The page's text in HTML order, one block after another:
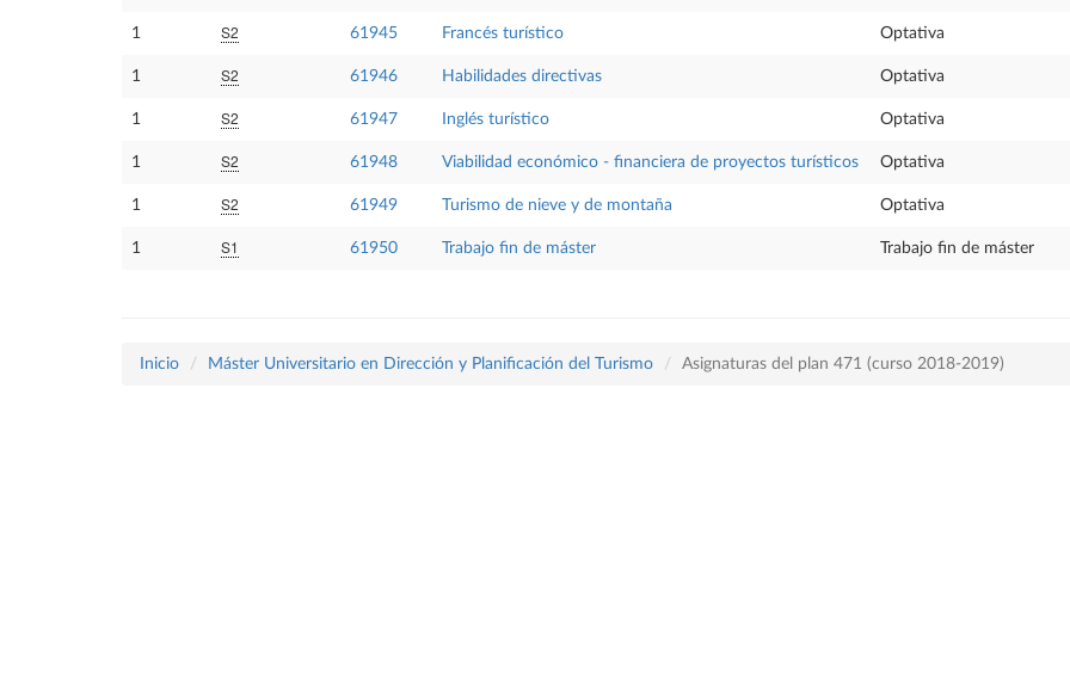
1 S2 61945 Francés turístico Optativa
1 S2 61946 Habilidades directivas Optativa
1 S2 61947 Inglés turístico Optativa
1 S2 61948 Viabilidad económico - financiera de proyectos turísticos Optativa
1 S2 61949 Turismo de nieve y de montaña Optativa
1 S1 61950 Trabajo fin de máster Trabajo fin de máster
Inicio Máster Universitario en Dirección y Planificación del Turismo Asignaturas del plan 471 (curso 2018-2019)